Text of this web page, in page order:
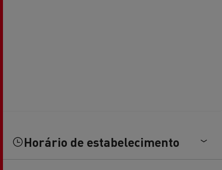
Horário de estabelecimento